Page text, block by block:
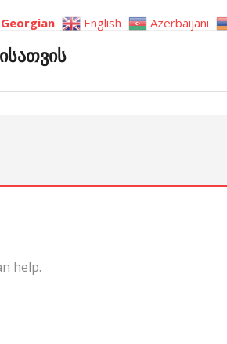
help.
Georgian English Azerbaijani